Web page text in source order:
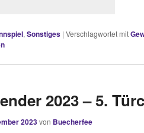
, Sonstiges | Verschlagwortet mit
2023 – 5.
2023von Buecherfee